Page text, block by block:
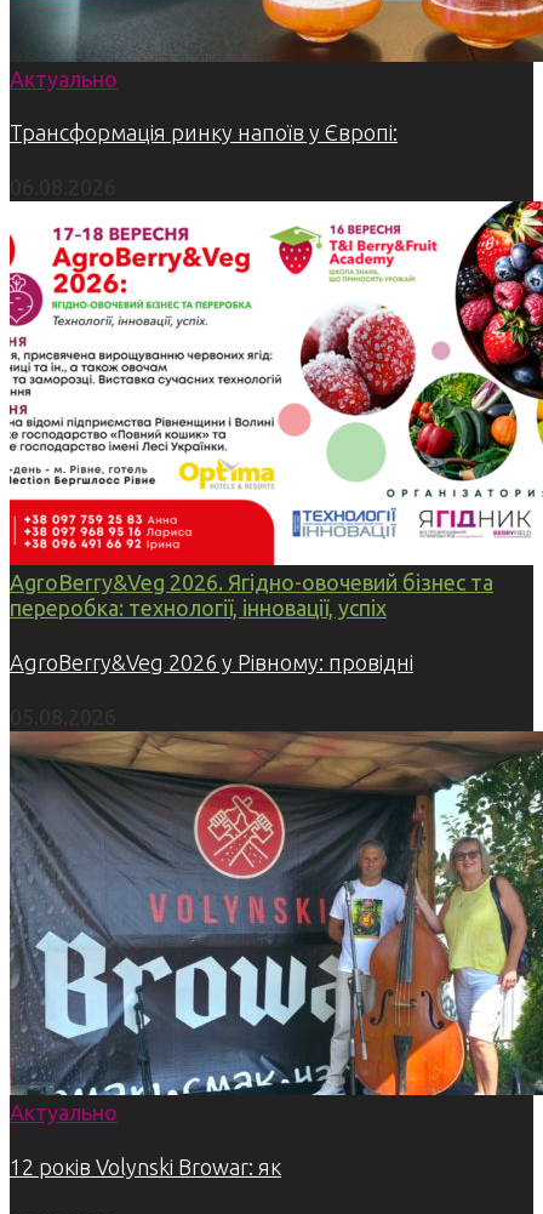
Актуально
Трансформація ринку напоїв у Європі:
AgroBerry&Veg 2026. Ягідно-овочевий бізнес та
переробка: технології, інновації, успіх
AgroBerry&Veg 2026 у Рівному: провідні
Актуально
12 років Volynski Browar: як